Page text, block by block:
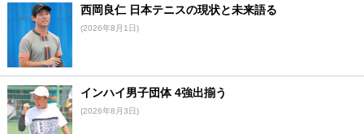
西岡良仁 日本テニスの現状と未来語る
(2026年8月1日)
インハイ男子団体 4強出揃う
(2026年8月3日)